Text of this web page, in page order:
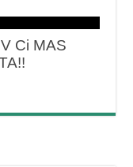
Ci MAS